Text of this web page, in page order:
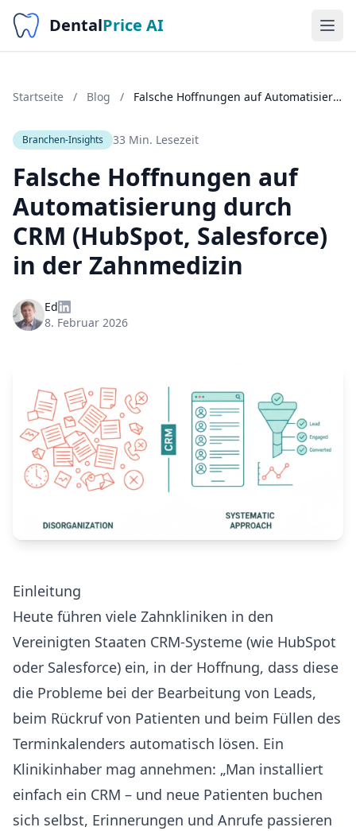
DentalPrice AI
Startseite / Blog / Falsche Hoffnungen auf Automatisierung durch CRM (HubSpot, Salesforce) in der Zahnmedizin
Branchen-Insights 33 Min. Lesezeit
Falsche Hoffnungen auf
Automatisierung durch
CRM (HubSpot, Salesforce)
in der Zahnmedizin
Ed
8. Februar 2026
Einleitung
Heute führen viele Zahnkliniken in den
Vereinigten Staaten CRM-Systeme (wie HubSpot
oder Salesforce) ein, in der Hoffnung, dass diese
die Probleme bei der Bearbeitung von Leads,
beim Rückruf von Patienten und beim Füllen des
Terminkalenders automatisch lösen. Ein
Klinikinhaber mag annehmen: „Man installiert
einfach ein CRM – und neue Patienten buchen
sich selbst, Erinnerungen und Anrufe passieren